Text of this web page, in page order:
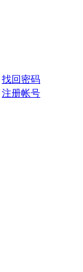
找回密码
注册帐号